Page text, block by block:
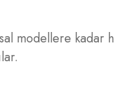
modellere kadar